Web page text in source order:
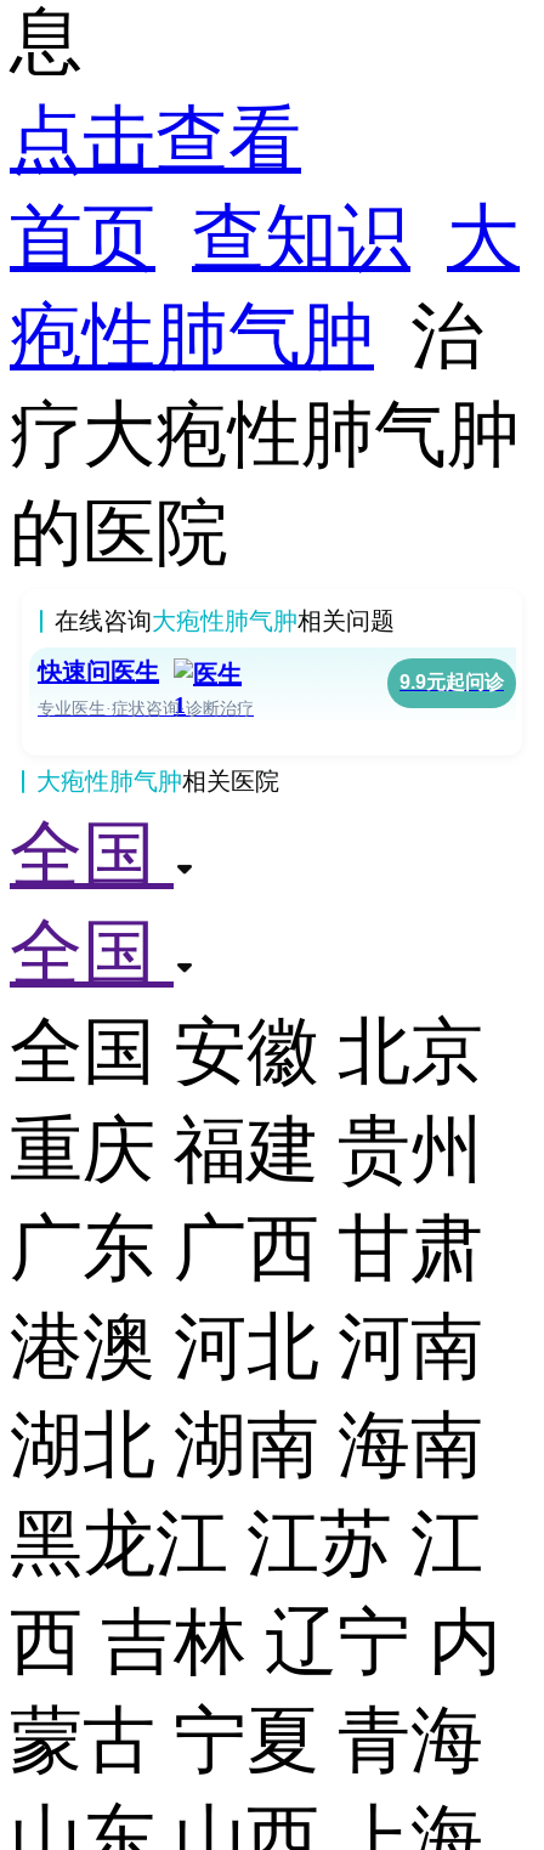
息
点击查看
首页 查知识 大
疱性肺气肿 治
疗大疱性肺气肿
的医院
在线咨询大疱性肺气肿相关问题
快速问医生
专业医生·症状咨询·诊断治疗
9.9元起问诊
大疱性肺气肿相关医院
全国
全国
全国 安徽 北京
重庆 福建 贵州
广东 广西 甘肃
港澳 河北 河南
湖北 湖南 海南
黑龙江 江苏 江
西 吉林 辽宁 内
蒙古 宁夏 青海